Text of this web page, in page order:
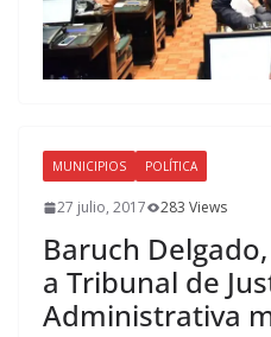
MUNICIPIOS POLÍTICA
27 julio, 2017 283 Views
Baruch
a Tribunal de
Administrativa